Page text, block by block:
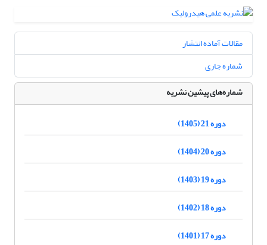
مقالات آماده انتشار
شماره جاری
شماره‌های پیشین نشریه
دوره 21 (1405)
دوره 20 (1404)
دوره 19 (1403)
دوره 18 (1402)
دوره 17 (1401)